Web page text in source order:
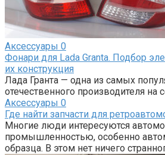
Аксессуары 0
Фонари для Lada Granta. Подбор
их конструкция
Лада Гранта — одна из самых
отечественного производителя на
Аксессуары 0
Где найти запчасти для
Многие люди интересуются
промышленностью, особенно
образца. В этом нет ничего